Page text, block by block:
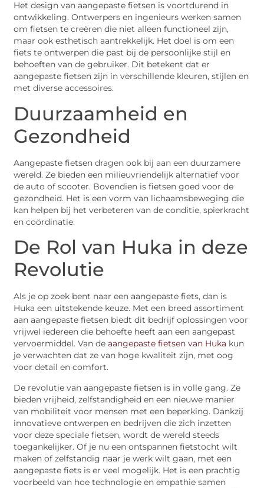
Het design van aangepaste fietsen is voortdurend in
ontwikkeling. Ontwerpers en ingenieurs werken samen
om fietsen te creëren die niet alleen functioneel zijn,
maar ook esthetisch aantrekkelijk. Het doel is om een
fiets te ontwerpen die past bij de persoonlijke stijl en
behoeften van de gebruiker. Dit betekent dat er
aangepaste fietsen zijn in verschillende kleuren, stijlen en
met diverse accessoires.
Duurzaamheid en
Gezondheid
Aangepaste fietsen dragen ook bij aan een duurzamere
wereld. Ze bieden een milieuvriendelijk alternatief voor
de auto of scooter. Bovendien is fietsen goed voor de
gezondheid. Het is een vorm van lichaamsbeweging die
kan helpen bij het verbeteren van de conditie, spierkracht
en coördinatie.
De Rol van Huka in deze
Revolutie
Als je op zoek bent naar een aangepaste fiets, dan is
Huka een uitstekende keuze. Met een breed assortiment
aan aangepaste fietsen biedt dit bedrijf oplossingen voor
vrijwel iedereen die behoefte heeft aan een aangepast
vervoermiddel. Van deaangepaste fietsen van Huka kun
je verwachten dat ze van hoge kwaliteit zijn, met oog
voor detail en comfort.
De revolutie van aangepaste fietsen is in volle gang. Ze
bieden vrijheid, zelfstandigheid en een nieuwe manier
van mobiliteit voor mensen met een beperking. Dankzij
innovatieve ontwerpen en bedrijven die zich inzetten
voor deze speciale fietsen, wordt de wereld steeds
toegankelijker. Of je nu een ontspannen fietstocht wilt
maken of zelfstandig naar je werk wilt gaan, met een
aangepaste fiets is er veel mogelijk. Het is een prachtig
voorbeeld van hoe technologie en empathie samen